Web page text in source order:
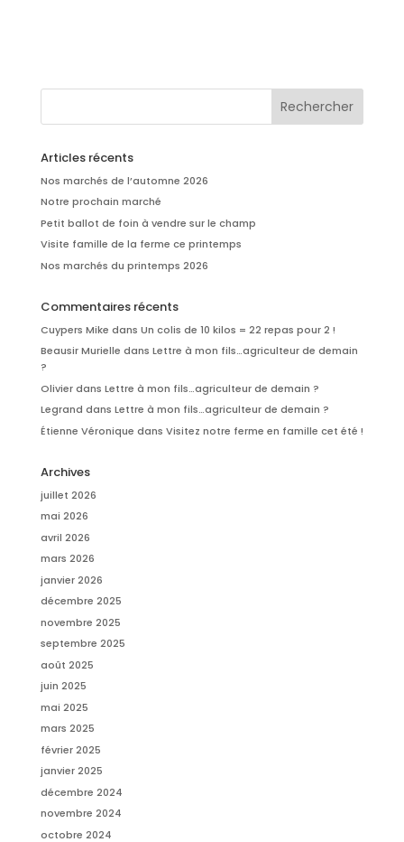
Articles récents
Nos marchés de l’automne 2026
Notre prochain marché
Petit ballot de foin à vendre sur le champ
Visite famille de la ferme ce printemps
Nos marchés du printemps 2026
Commentaires récents
Cuypers Mike dans Un colis de 10 kilos = 22 repas pour 2 !
Beausir Murielle dans Lettre à mon fils…agriculteur de demain
?
Olivierdans Lettre à mon fils…agriculteur de demain ?
Legrand dans Lettre à mon fils…agriculteur de demain ?
Étienne Véronique dans Visitez notre ferme en famille cet été !
Archives
juillet 2026
mai 2026
avril 2026
mars 2026
janvier 2026
décembre 2025
novembre 2025
septembre 2025
août 2025
juin 2025
mai 2025
mars 2025
février 2025
janvier 2025
décembre 2024
novembre 2024
octobre 2024